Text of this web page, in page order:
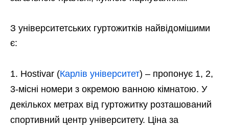
З університетських гуртожитків найвідомішими
є:
Hostivar (Карлів університет) – пропонує 1, 2,
3-місні номери з окремою ванною кімнатою. У
декількох метрах від гуртожитку розташований
спортивний центр університету. Ціна за